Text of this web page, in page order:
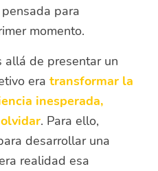
para
momento.
allá de presentar un
era transformar la
inesperada,
. Para ello,
desarrollar una
realidad esa